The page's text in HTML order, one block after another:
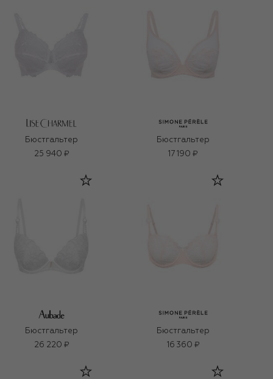
Бюстгальтер
25 940 ₽
Бюстгальтер
17 190 ₽
Бюстгальтер
26 220 ₽
Бюстгальтер
16 360 ₽